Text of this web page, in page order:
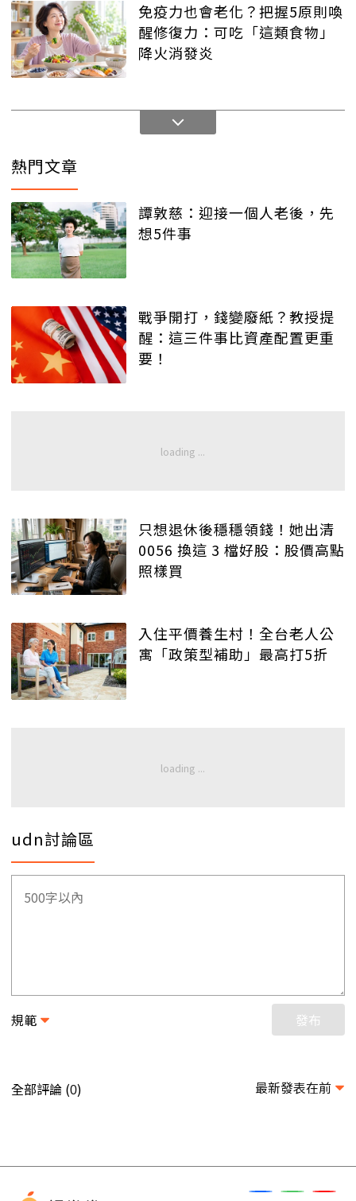
免疫力也會老化？把握5原則喚
醒修復力：可吃「這類食物」
降火消發炎
熱門文章
譚敦慈：迎接一個人老後，先
想5件事
戰爭開打，錢變廢紙？教授提
醒：這三件事比資產配置更重
要！
只想退休後穩穩領錢！她出清
0056 換這 3 檔好股：股價高點
照樣買
入住平價養生村！全台老人公
寓「政策型補助」最高打5折
udn討論區
規範 發布
全部評論 (0) 最新發表在前